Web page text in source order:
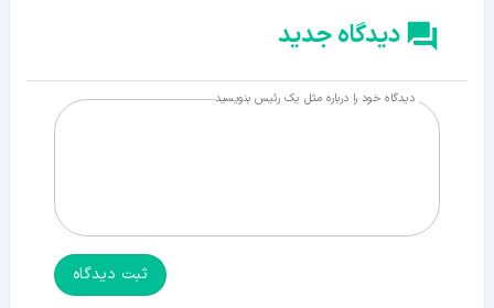
دیدگاه جدید
دیدگاه خود را درباره مثل یک رئیس بنویسید
ثبت دیدگاه